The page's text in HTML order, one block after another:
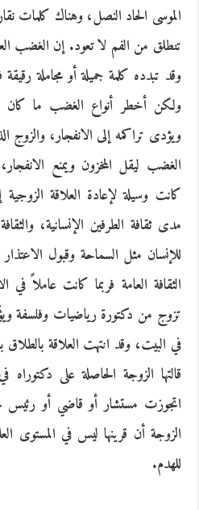
الموسى الحاد النصل، وهناك كلمات
تنطلق من الفم لا تعود. إن الغضب
وقد تبدده كلمة جميلة أو مجاملة
ولكن أخطر أنواع الغضب ما كان
ويؤدى تراكمه إلى الانفجار،
الغضب ليقل المخزون ويمنع
كانت وسيلة لإعادة العلاقة
مدى ثقافة الطرفين الإنسانية،
للإنسان مثل السماحة وقبول
الثقافة العامة فربما كانت عاملاً
تزوج من دكتورة رياضيات وفلسفة
في البيت، وقد انتهت العلاقة بالطلاق
قالتها الزوجة الحاصلة على دكتوراه
اتجوزت مستشار أو قاضي أو رئيس
الزوجة أن قرينها ليس في المستوى
للهدم.